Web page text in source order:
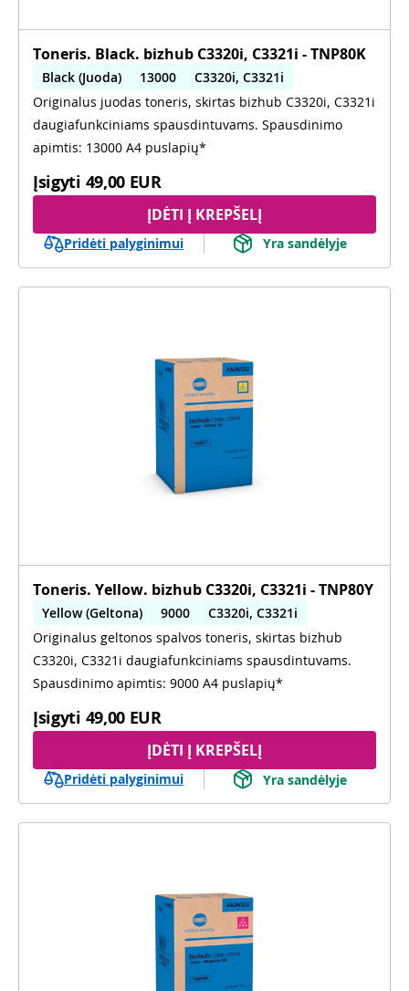
Toneris. Black. bizhub C3320i, C3321i - TNP80K
Black (Juoda) 13000
C3320i, C3321i
Originalus juodas toneris, skirtas bizhub C3320i, C3321i
daugiafunkciniams spausdintuvams. Spausdinimo
apimtis: 13000 A4 puslapių*
Įsigyti 49,00 EUR
ĮDĖTI Į KREPŠELĮ
Pridėti palyginimui Yra sandėlyje
Toneris. Yellow. bizhub C3320i, C3321i - TNP80Y
Yellow (Geltona) 9000
C3320i, C3321i
Originalus geltonos spalvos toneris, skirtas bizhub
C3320i, C3321i daugiafunkciniams spausdintuvams.
Spausdinimo apimtis: 9000 A4 puslapių*
Įsigyti 49,00 EUR
ĮDĖTI Į KREPŠELĮ
Pridėti palyginimui Yra sandėlyje